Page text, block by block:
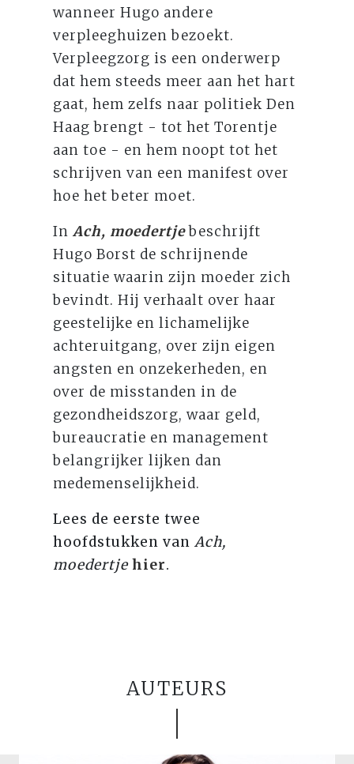
wanneer Hugo andere
verpleeghuizen bezoekt.
Verpleegzorg is een onderwerp
dat hem steeds meer aan het hart
gaat, hem zelfs naar politiek Den
Haag brengt - tot het Torentje
aan toe - en hem noopt tot het
schrijven van een manifest over
hoe het beter moet.
InAch, moedertjebeschrijft
Hugo Borst de schrijnende
situatie waarin zijn moeder zich
bevindt. Hij verhaalt over haar
geestelijke en lichamelijke
achteruitgang, over zijn eigen
angsten en onzekerheden, en
over de misstanden in de
gezondheidszorg, waar geld,
bureaucratie en management
belangrijker lijken dan
medemenselijkheid.
Lees de eerste twee
hoofdstukken vanAch,
moedertje hier.
AUTEURS